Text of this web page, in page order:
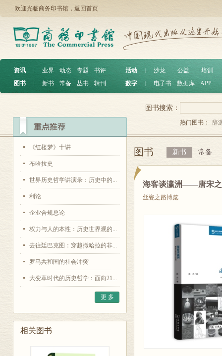
欢迎光临商务印书馆， 返回首页
资讯 ︱ 业界 动态 专题
书评
图书
︱ 新书 常备 丛书 辑刊
活动 沙龙 公益
培训
数字
电子书 数据库 APP
《红楼梦》十讲
布哈拉史
世界历史哲学讲演录：历史中的...
利论
企业合规总论
权力与人的本性：历史世界观的...
去往廷巴克图：穿越撒哈拉的非...
罗马共和国的社会冲突
大变革时代的历史哲学：面向21...
更 多
相关图书
图书搜索：
热门图书： 辞
图书 新书 常备
海客谈瀛洲——唐宋
丝瓷之路博览